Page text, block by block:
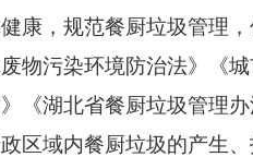
规范餐厨垃圾管理，
物污染环境防治法》《
《湖北省餐厨垃圾管理
内餐厨垃圾的产生、